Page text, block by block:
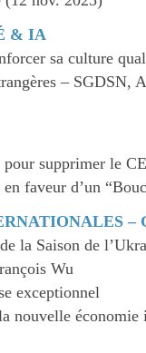
& IA
sa culture
–
supprimer le
faveur d’un
–
la Saison de
Wu
exceptionnel
nouvelle économie